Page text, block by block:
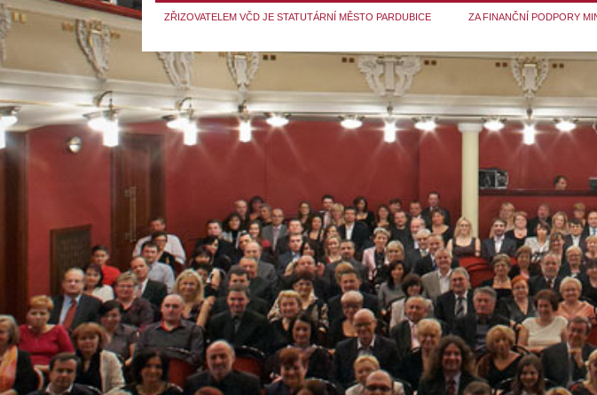
ZŘIZOVATELEM VČD JE STATUTÁRNÍ MĚSTO PARDUBICE
ZA FINANČNÍ PODPORY